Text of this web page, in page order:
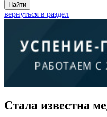
Найти
вернуться в раздел
Стала известна